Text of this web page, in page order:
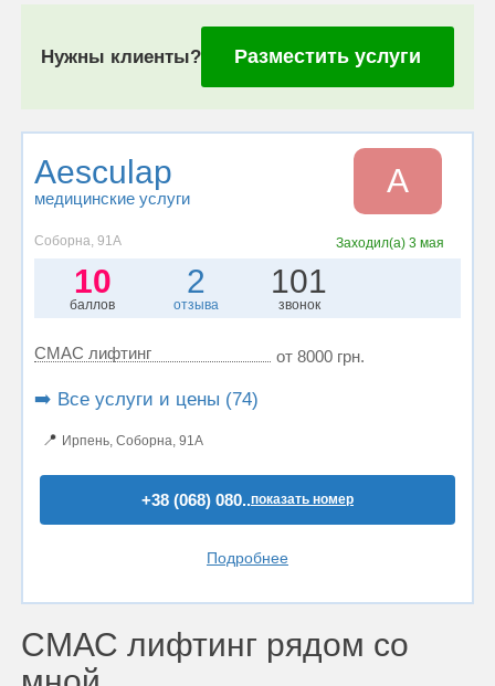
Нужны клиенты? Разместить услуги
Aesculap
медицинские услуги A
Соборна, 91А Заходил(а) 3 мая
10
баллов
2
отзыва
101
звонок
СМАС лифтинг от 8000 грн.
➡️ Все услуги и цены (74)
📍 Ирпень, Соборна, 91А
+38 (068) 080..показать номер
Подробнее
СМАС лифтинг рядом со